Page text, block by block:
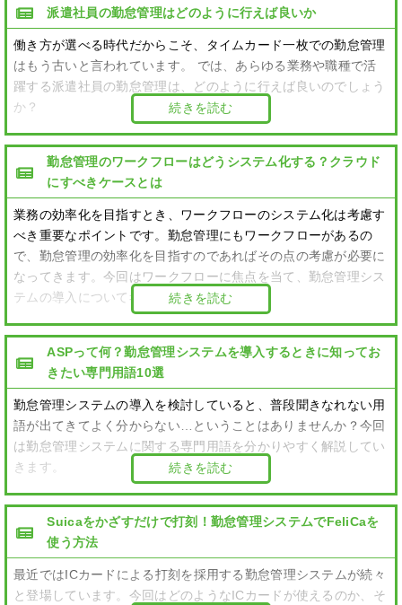
派遣社員の勤怠管理はどのように行えば良いか
働き方が選べる時代だからこそ、タイムカード一枚での勤怠管理
はもう古いと言われています。 では、あらゆる業務や職種で活
躍する派遣社員の勤怠管理は、どのように行えば良いのでしょう
か？
続きを読む
勤怠管理のワークフローはどうシステム化する？クラウド
にすべきケースとは
業務の効率化を目指すとき、ワークフローのシステム化は考慮す
べき重要なポイントです。勤怠管理にもワークフローがあるの
で、勤怠管理の効率化を目指すのであればその点の考慮が必要に
なってきます。今回はワークフローに焦点を当て、勤怠管理シス
テムの導入について考えてみましょう。
続きを読む
ASPって何？勤怠管理システムを導入するときに知ってお
きたい専門用語10選
勤怠管理システムの導入を検討していると、普段聞きなれない用
語が出てきてよく分からない…ということはありませんか？今回
は勤怠管理システムに関する専門用語を分かりやすく解説してい
きます。
続きを読む
Suicaをかざすだけで打刻！勤怠管理システムでFeliCaを
使う方法
最近ではICカードによる打刻を採用する勤怠管理システムが続々
と登場しています。今回はどのようなICカードが使えるのか、そ